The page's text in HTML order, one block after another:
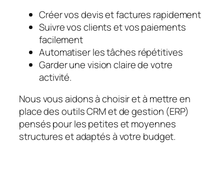
Créer vos devis et factures rapidement
Suivre vos clients et vos paiements
facilement
Automatiser les tâches répétitives
Garder une vision claire de votre
activité.
Nous vous aidons à choisir et à mettre en
place des outils CRM et de gestion (ERP)
pensés pour les petites et moyennes
structures et adaptés à votre budget.